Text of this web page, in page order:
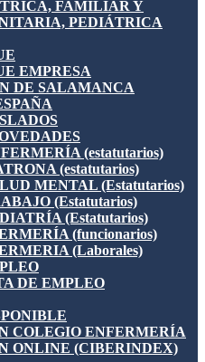
FAMILIAR Y
PEDIÁTRICA
EMPRESA
DE SALAMANCA
(estatutarios)
(estatutarios)
MENTAL (Estatutarios)
(Estatutarios)
(Estatutarios)
(funcionarios)
(Laborales)
DE EMPLEO
COLEGIO ENFERMERÍA
ONLINE (CIBERINDEX)